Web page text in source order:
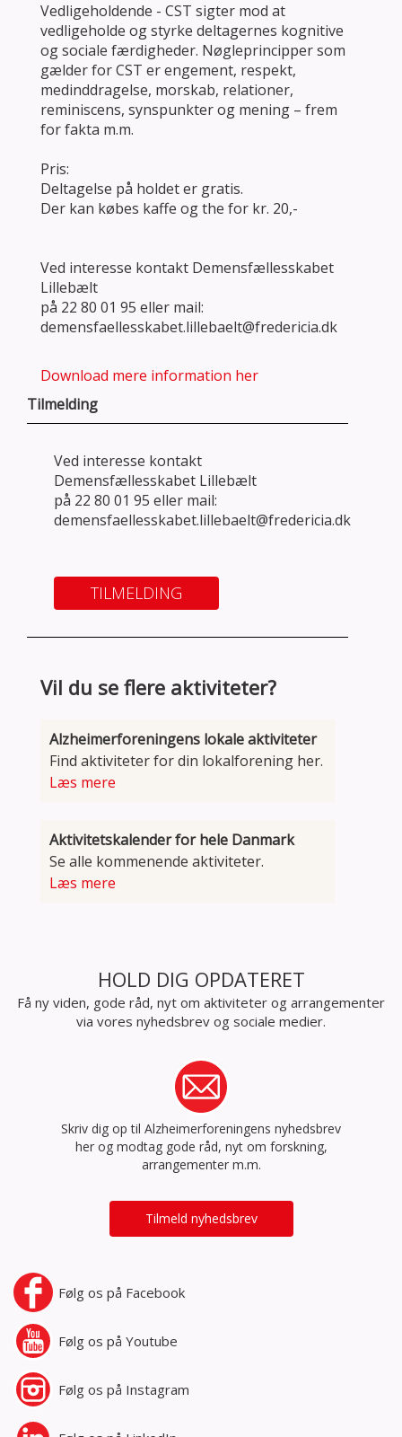
Vedligeholdende - CST sigter mod at
vedligeholde og styrke deltagernes kognitive
og sociale færdigheder. Nøgleprincipper som
gælder for CST er engement, respekt,
medinddragelse, morskab, relationer,
reminiscens, synspunkter og mening – frem
for fakta m.m.
Pris:
Deltagelse på holdet er gratis.
Der kan købes kaffe og the for kr. 20,-
Ved interesse kontakt Demensfællesskabet
Lillebælt
på 22 80 01 95 eller mail:
demensfaellesskabet.lillebaelt@fredericia.dk
Download mere information her
Tilmelding
Ved interesse kontakt
Demensfællesskabet Lillebælt
på 22 80 01 95 eller mail:
demensfaellesskabet.lillebaelt@fredericia.dk
TILMELDING
Vil du se flere aktiviteter?
Alzheimerforeningens lokale aktiviteter
Find aktiviteter for din lokalforening her.
Læs mere
Aktivitetskalender for hele Danmark
Se alle kommenende aktiviteter.
Læs mere
HOLD DIG OPDATERET
Få ny viden, gode råd, nyt om aktiviteter og arrangementer
via vores nyhedsbrev og sociale medier.
Skriv dig op til Alzheimerforeningens nyhedsbrev
her og modtag gode råd, nyt om forskning,
arrangementer m.m.
Tilmeld nyhedsbrev
Følg os på Facebook
Følg os på Youtube
Følg os på Instagram